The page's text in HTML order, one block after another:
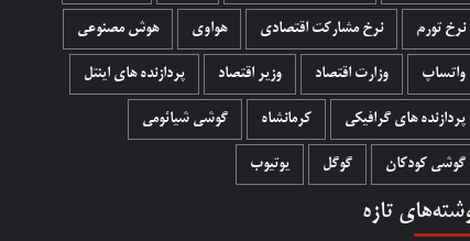
نرخ تورم نرخ مشارکت اقتصادی هواوی هوش مصنوعی
واتساپ وزارت اقتصاد وزیر اقتصاد پردازنده های اینتل
پردازنده های گرافیکی کرمانشاه گوشی شیائومی
گوشی کودکان گوگل یوتیوب
تازه